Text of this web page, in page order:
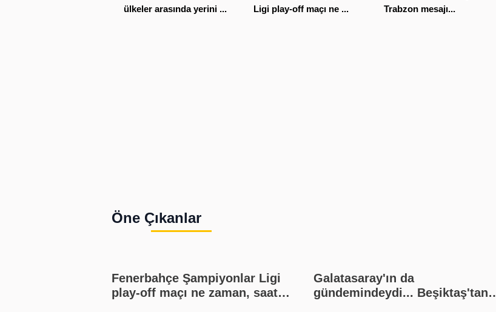
ülkeler arasında yerini ...
Ligi play-off maçı ne ...
Trabzon mesajı...
Öne Çıkanlar
Fenerbahçe Şampiyonlar Ligi
play-off maçı ne zaman, saat
Galatasaray'ın da
gündemindeydi... Beşiktaş'tan